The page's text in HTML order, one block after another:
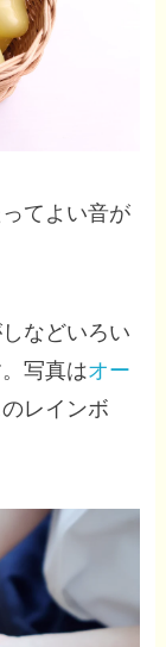
てよい音が
などいろい
写真はオー
レインボ